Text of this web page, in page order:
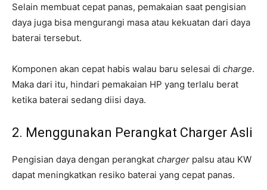
Selain membuat cepat panas, pemakaian saat pengisian
daya juga bisa mengurangi masa atau kekuatan dari daya
baterai tersebut.
Komponen akan cepat habis walau baru selesai di charge.
Maka dari itu, hindari pemakaian HP yang terlalu berat
ketika baterai sedang diisi daya.
2. Menggunakan Perangkat Charger Asli
Pengisian daya dengan perangkat charger palsu atau KW
dapat meningkatkan resiko baterai yang cepat panas.